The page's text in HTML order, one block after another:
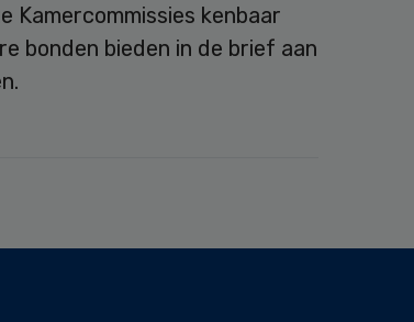
Kamercommissies kenbaar
bonden bieden in de brief aan